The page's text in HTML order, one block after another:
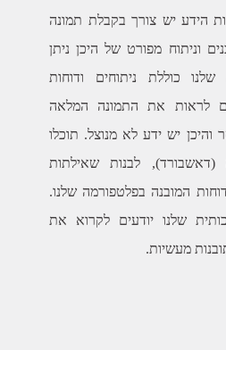
יש צורך בקבלת תמונה
מפורט של היכן ניתן
כוללת ניתוחים ודוחות
לראות את התמונה המלאה
יש ידע לא מנוצל. תוכלו
לבנות שאילתות
המובנה בפלטפורמה שלנו.
שלנו יודעים לקרוא את
מעשיות.